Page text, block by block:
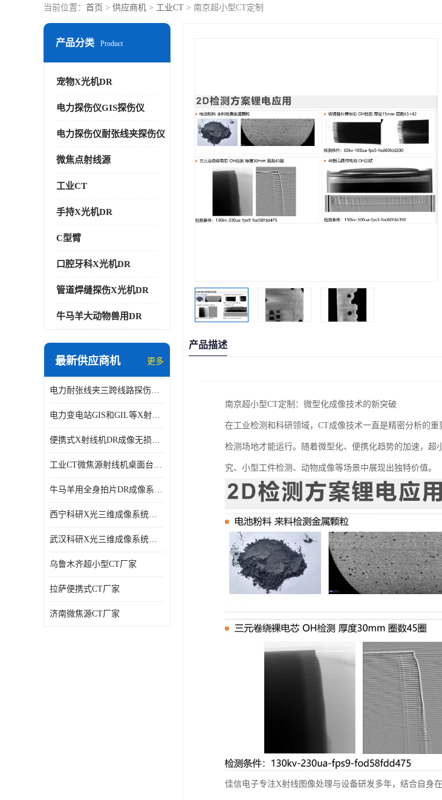
当前位置： 首页 > 供应商机 > 工业CT > 南京超小型CT定制
产品分类 Product
宠物X光机DR
电力探伤仪GIS探伤仪
电力探伤仪耐张线夹探伤仪
微焦点射线源
工业CT
手持X光机DR
C型臂
口腔牙科X光机DR
管道焊缝探伤X光机DR
牛马羊大动物兽用DR
最新供应商机 更多
电力耐张线夹三跨线路探伤仪X射线机DR成像检测系统
电力变电站GIS和GIL等X射线探伤检测系统
便携式X射线机DR成像无损探伤检测系统
工业CT微焦源射线机桌面台式CT实验动物三维X光成像系统微型CT
牛马羊用全身拍片DR成像系统动物园兽医站数字化X光机悬吊牛用DR
西宁科研X光三维成像系统定制
武汉科研X光三维成像系统定制
乌鲁木齐超小型CT厂家
拉萨便携式CT厂家
济南微焦源CT厂家
产品描述
南京超小型CT定制：微型化成像技术的新突破
在工业检测和科研领域，CT成像技术一直是精密分析的
检测场地才能运行。随着微型化、便携化趋势的加速，
究、小型工件检测、动物成像等场景中展现出独特价值。
佳信电子专注X射线图像处理与设备研发多年，结合自身